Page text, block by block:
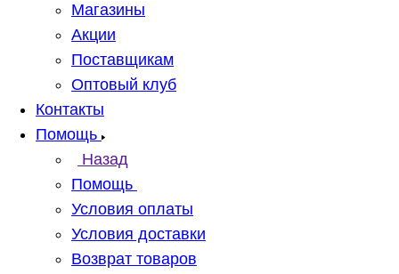
Магазины
Акции
Поставщикам
Оптовый клуб
Контакты
Помощь
Назад
Помощь
Условия оплаты
Условия доставки
Возврат товаров